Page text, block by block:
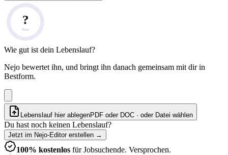
?
Note
Wie gut ist dein Lebenslauf?
Nejo bewertet ihn, und bringt ihn danach gemeinsam mit dir in
Bestform.
Lebenslauf hier ablegenPDF oder DOC · oder Datei wählen
Du hast noch keinen Lebenslauf?
Jetzt im Nejo-Editor erstellen →
100% kostenlos für Jobsuchende. Versprochen.